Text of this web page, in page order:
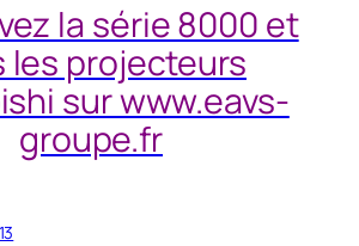
la série 8000 et
les projecteurs
sur www.eavs-
groupe.fr